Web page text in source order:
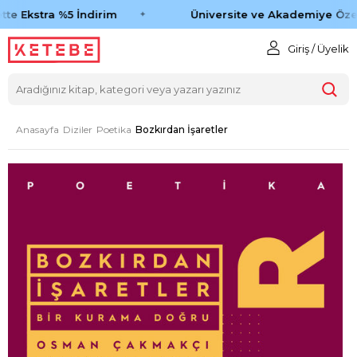
Ekstra %5 İndirim Üniversite ve Akademiye
Giriş / Üyelik
Anasayfa Diziler Poetika Bozkırdan İşaretler